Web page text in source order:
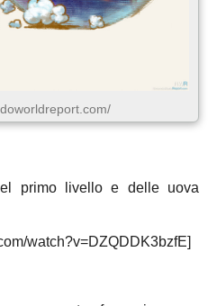
primo livello e delle uova
watch?v=DZQDDK3bzfE]